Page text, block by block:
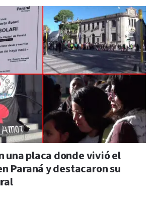
una placa donde vivió el
Paraná y destacaron su